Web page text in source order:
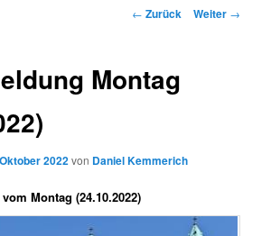
Beitrags-
← Zurück Weiter →
Montag
2022von Daniel Kemmerich
Montag (24.10.2022)